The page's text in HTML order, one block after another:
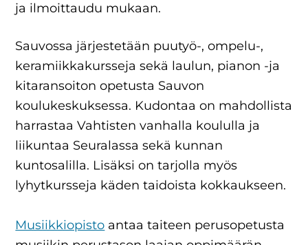
ja ilmoittaudu mukaan.
Sauvossa järjestetään puutyö-, ompelu-,
keramiikkakursseja sekä laulun, pianon -ja
kitaransoiton opetusta Sauvon
koulukeskuksessa. Kudontaa on mahdollista
harrastaa Vahtisten vanhalla koululla ja
liikuntaa Seuralassa sekä kunnan
kuntosalilla. Lisäksi on tarjolla myös
lyhytkursseja käden taidoista kokkaukseen.
Musiikkiopisto antaa taiteen perusopetusta